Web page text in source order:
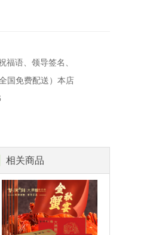
语、领导签名、
国免费配送）本店
相关商品